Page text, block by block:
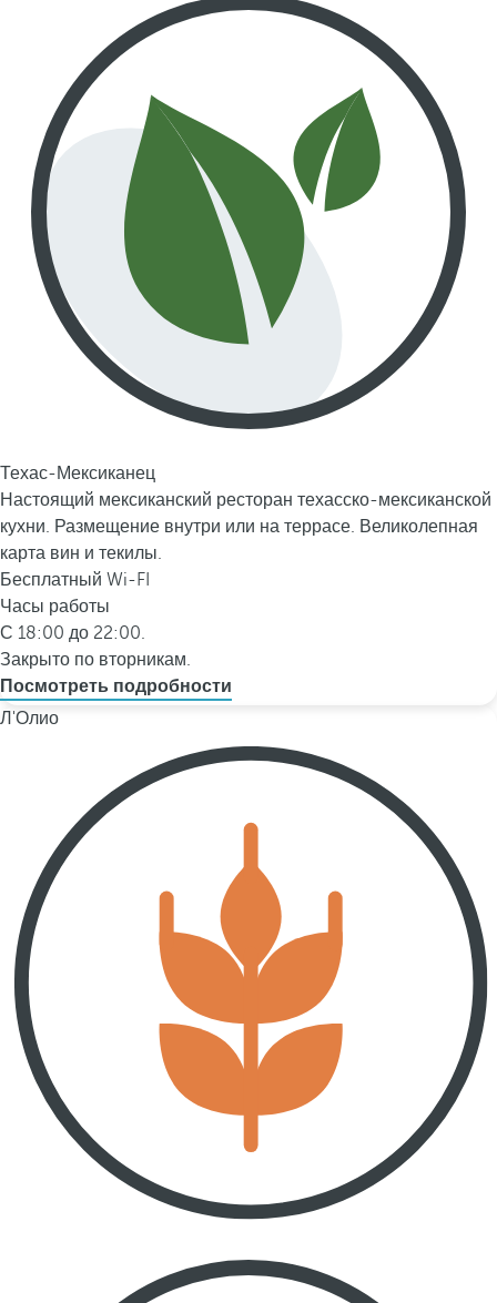
Техас-Мексиканец
Настоящий мексиканский ресторан техасско-мексиканской
кухни. Размещение внутри или на террасе. Великолепная
карта вин и текилы.
Бесплатный Wi-FI
Часы работы
С 18:00 до 22:00.
Закрыто по вторникам.
Посмотреть подробности
Л'Олио